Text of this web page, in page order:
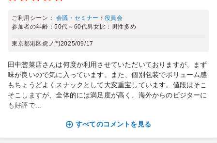
ご利用シーン： 会議・セミナー › 役員会
参加者の年齢：50代～60代男女比： 男性多め
東京都港区虎ノ門 2025/09/17
田中惣菜店さんは何度か利用させていただいておりますが、まず
味が良いので気に入っています。また、個別包装でボリューム感
もちょうどよくスナックとして大変重宝しています。値段はそこ
そこしますが、全体的には満足度が高く、海外からのビジターに
も好評で...
すべてのコメントを見る